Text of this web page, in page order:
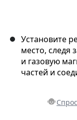
Установите
место, следя
и газовую
частей и